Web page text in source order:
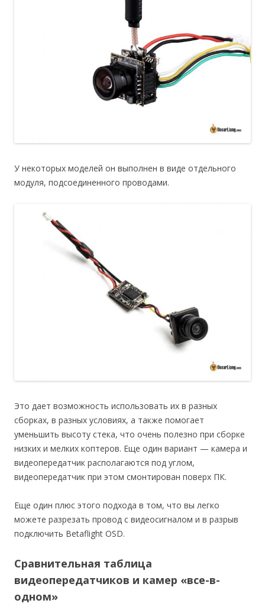
У некоторых моделей он выполнен в виде отдельного
модуля, подсоединенного проводами.
Это дает возможность использовать их в разных
сборках, в разных условиях, а также помогает
уменьшить высоту стека, что очень полезно при сборке
низких и мелких коптеров. Еще один вариант — камера и
видеопередатчик располагаются под углом,
видеопередатчик при этом смонтирован поверх ПК.
Еще один плюс этого подхода в том, что вы легко
можете разрезать провод с видеосигналом и в разрыв
подключить Betaflight OSD.
Сравнительная таблица
видеопередатчиков и камер «все-в-
одном»